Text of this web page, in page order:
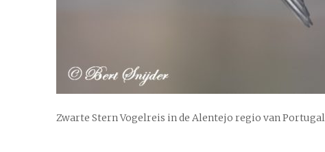
Zwarte Stern Vogelreis in de Alentejo regio van Portugal